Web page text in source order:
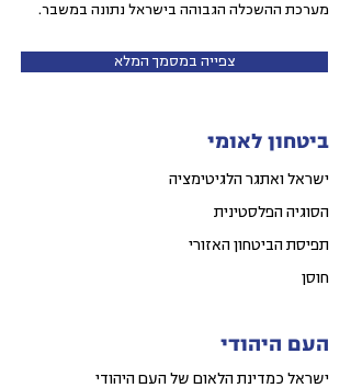
מערכת ההשכלה הגבוהה בישראל נתונה במשבר.
צפייה במסמך המלא
ביטחון לאומי
ישראל ואתגר הלגיטימציה
הסוגיה הפלסטינית
תפיסת הביטחון האזורי
חוסן
העם היהודי
ישראל כמדינת הלאום של העם היהודי